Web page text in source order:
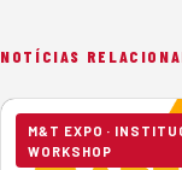
NOTÍCIAS
M&T EXPO ·
WORKSHOP